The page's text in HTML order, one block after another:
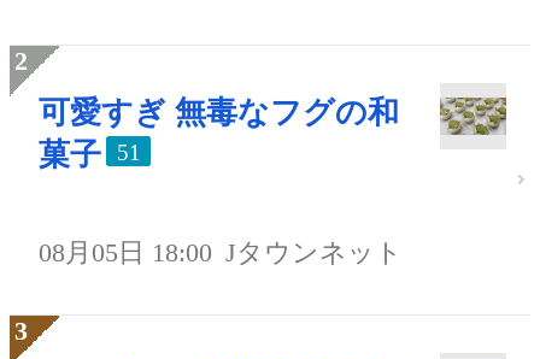
可愛すぎ 無毒なフグの和
菓子
51
08月05日 18:00 Jタウンネット